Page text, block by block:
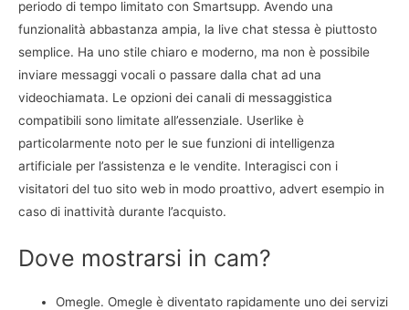
periodo di tempo limitato con Smartsupp. Avendo una
funzionalità abbastanza ampia, la live chat stessa è piuttosto
semplice. Ha uno stile chiaro e moderno, ma non è possibile
inviare messaggi vocali o passare dalla chat ad una
videochiamata. Le opzioni dei canali di messaggistica
compatibili sono limitate all’essenziale. Userlike è
particolarmente noto per le sue funzioni di intelligenza
artificiale per l’assistenza e le vendite. Interagisci con i
visitatori del tuo sito web in modo proattivo, advert esempio in
caso di inattività durante l’acquisto.
Dove mostrarsi in cam?
Omegle. Omegle è diventato rapidamente uno dei servizi